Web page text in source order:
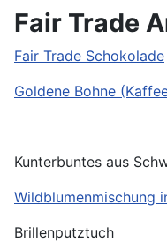
Fair Trade
Fair Trade Schokolade
Goldene Bohne
Kunterbuntes aus
Wildblumenmischung
Brillenputztuch